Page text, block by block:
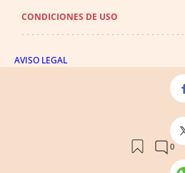
CONDICIONES DE USO
AVISO LEGAL